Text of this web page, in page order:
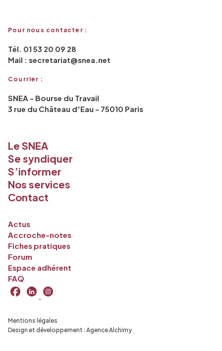
Pour nous contacter :
Tél. 01 53 20 09 28
Mail : secretariat@snea.net
Courrier :
SNEA - Bourse du Travail
3 rue du Château d'Eau - 75010 Paris
Le SNEA
Se syndiquer
S’informer
Nos services
Contact
Actus
Accroche-notes
Fiches pratiques
Forum
Espace adhérent
FAQ
Design et développement : Agence Alchimy
Mentions légales